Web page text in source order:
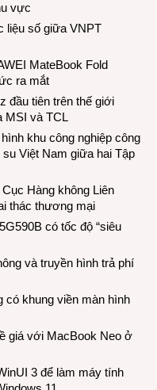
vực
liệu số giữa VNPT
MateBook Fold
ra mắt
đầu tiên trên thế giới
MSI và TCL
khu công nghiệp công
Việt Nam giữa hai Tập
Hàng không Liên
thác thương mại
có tốc độ “siêu
và truyền hình trả phí
có khung viền màn hình
giá với MacBook Neo ở
3 để làm máy tính